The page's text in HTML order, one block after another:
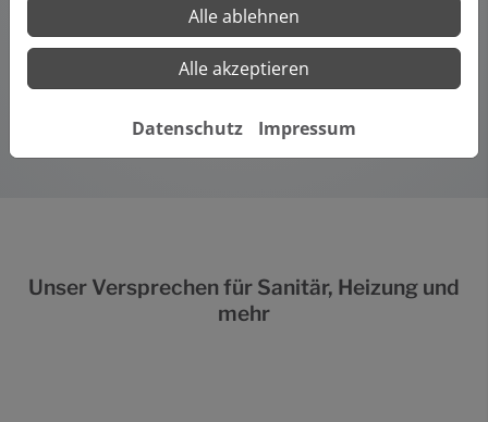
Oder Sie nutzen unser Kontaktformular und wir melden
uns zeitnah bei Ihnen.
Unser Versprechen für Sanitär, Heizung und
mehr
Alle ablehnen
Alle akzeptieren
Datenschutz Impressum